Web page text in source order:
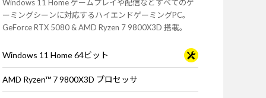
Windows 11 Home ゲームプレイや配信などすべてのゲ
ーミングシーンに対応するハイエンドゲーミングPC。
GeForce RTX 5080 & AMD Ryzen 7 9800X3D 搭載。
Windows 11 Home 64ビット
AMD Ryzen™ 7 9800X3D プロセッサ